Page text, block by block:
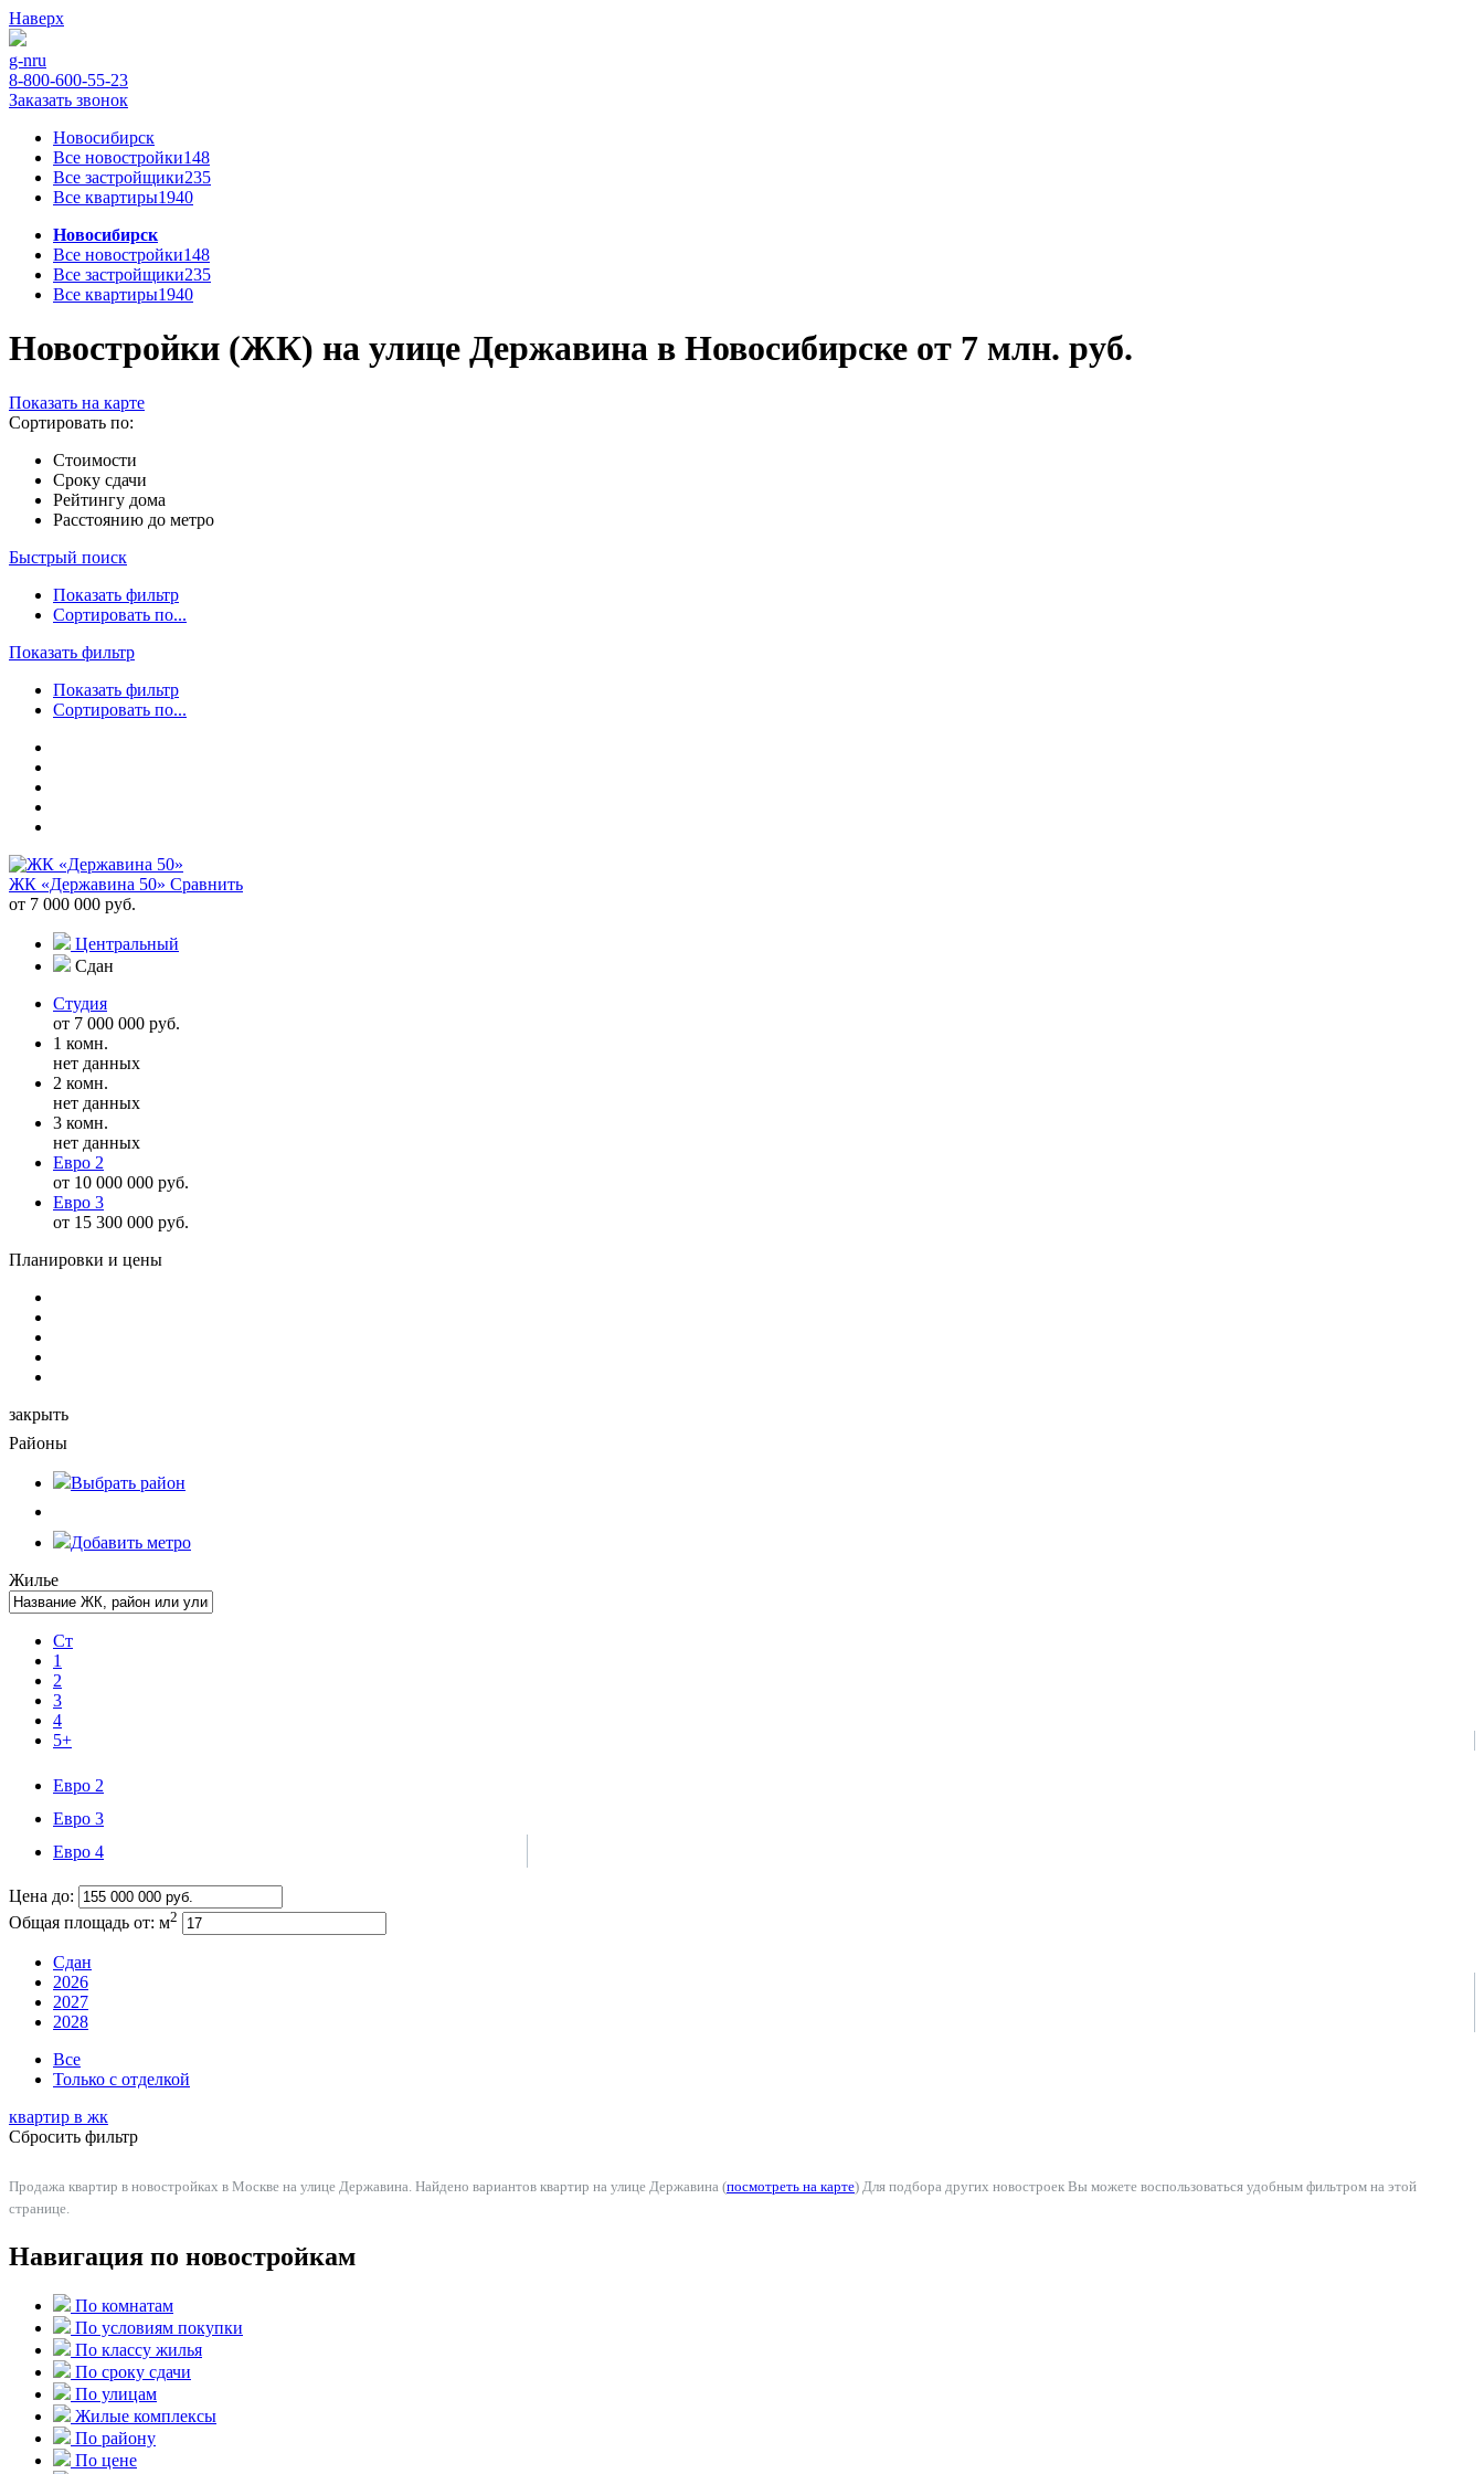
Наверх
g-nru
8-800-600-55-23
Заказать звонок
Новосибирск
Все новостройки148
Все застройщики235
Все квартиры1940
Новосибирск
Все новостройки148
Все застройщики235
Все квартиры1940
Новостройки (ЖК) на улице Державина в Новосибирске от 7 млн. руб.
Показать на карте
Сортировать по:
Стоимости
Сроку сдачи
Рейтингу дома
Расстоянию до метро
Быстрый поиск
Показать фильтр
Сортировать по...
Показать фильтр
Показать фильтр
Сортировать по...
ЖК «Державина 50» Сравнить
от 7 000 000 руб.
Центральный
Сдан
Студия
от 7 000 000 руб.
1 комн.
нет данных
2 комн.
нет данных
3 комн.
нет данных
Евро 2
от 10 000 000 руб.
Евро 3
от 15 300 000 руб.
Планировки и цены
закрыть
Районы
Выбрать район
Добавить метро
Жилье
Ст
1
2
3
4
5+
Евро 2
Евро 3
Евро 4
Цена до:
Общая площадь от: м2
Сдан
2026
2027
2028
Все
Только с отделкой
квартир в жк
Сбросить фильтр
Продажа квартир в новостройках в Москве на улице Державина. Найдено вариантов квартир на улице Державина (посмотреть на карте) Для подбора других новостроек Вы можете воспользоваться удобным фильтром на этой
странице.
Навигация по новостройкам
По комнатам
По условиям покупки
По классу жилья
По сроку сдачи
По улицам
Жилые комплексы
По району
По цене